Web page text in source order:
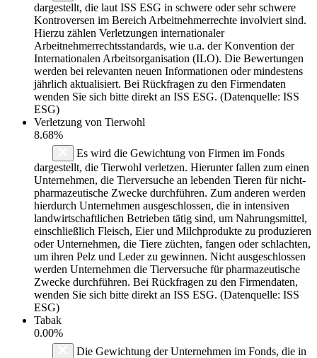
dargestellt, die laut ISS ESG in schwere oder sehr schwere
Kontroversen im Bereich Arbeitnehmerrechte involviert sind.
Hierzu zählen Verletzungen internationaler
Arbeitnehmerrechtsstandards, wie u.a. der Konvention der
Internationalen Arbeitsorganisation (ILO). Die Bewertungen
werden bei relevanten neuen Informationen oder mindestens
jährlich aktualisiert. Bei Rückfragen zu den Firmendaten
wenden Sie sich bitte direkt an ISS ESG. (Datenquelle: ISS
ESG)
Verletzung von Tierwohl
8.68%
Es wird die Gewichtung von Firmen im Fonds
dargestellt, die Tierwohl verletzen. Hierunter fallen zum einen
Unternehmen, die Tierversuche an lebenden Tieren für nicht-
pharmazeutische Zwecke durchführen. Zum anderen werden
hierdurch Unternehmen ausgeschlossen, die in intensiven
landwirtschaftlichen Betrieben tätig sind, um Nahrungsmittel,
einschließlich Fleisch, Eier und Milchprodukte zu produzieren
oder Unternehmen, die Tiere züchten, fangen oder schlachten,
um ihren Pelz und Leder zu gewinnen. Nicht ausgeschlossen
werden Unternehmen die Tierversuche für pharmazeutische
Zwecke durchführen. Bei Rückfragen zu den Firmendaten,
wenden Sie sich bitte direkt an ISS ESG. (Datenquelle: ISS
ESG)
Tabak
0.00%
Die Gewichtung der Unternehmen im Fonds, die in